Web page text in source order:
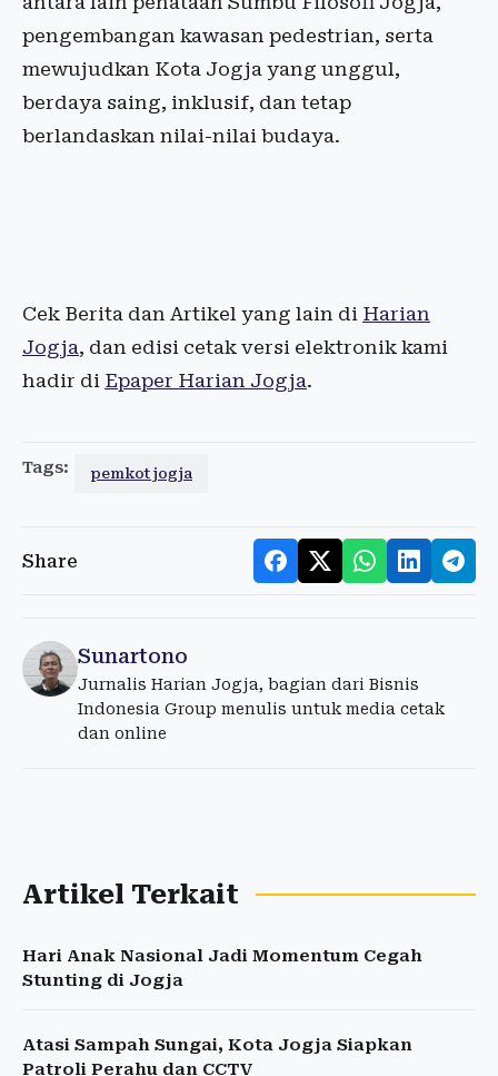
pengembangan kawasan pedestrian, serta
mewujudkan Kota Jogja yang unggul,
berdaya saing, inklusif, dan tetap
berlandaskan nilai-nilai budaya.
Cek Berita dan Artikel yang lain di Harian
Jogja, dan edisi cetak versi elektronik kami
hadir di Epaper Harian Jogja.
Tags: pemkot jogja
Share
Sunartono
Jurnalis Harian Jogja, bagian dari Bisnis
Indonesia Group menulis untuk media cetak
dan online
Artikel Terkait
Hari Anak Nasional Jadi Momentum Cegah
Stunting di Jogja
Atasi Sampah Sungai, Kota Jogja Siapkan
Patroli Perahu dan CCTV